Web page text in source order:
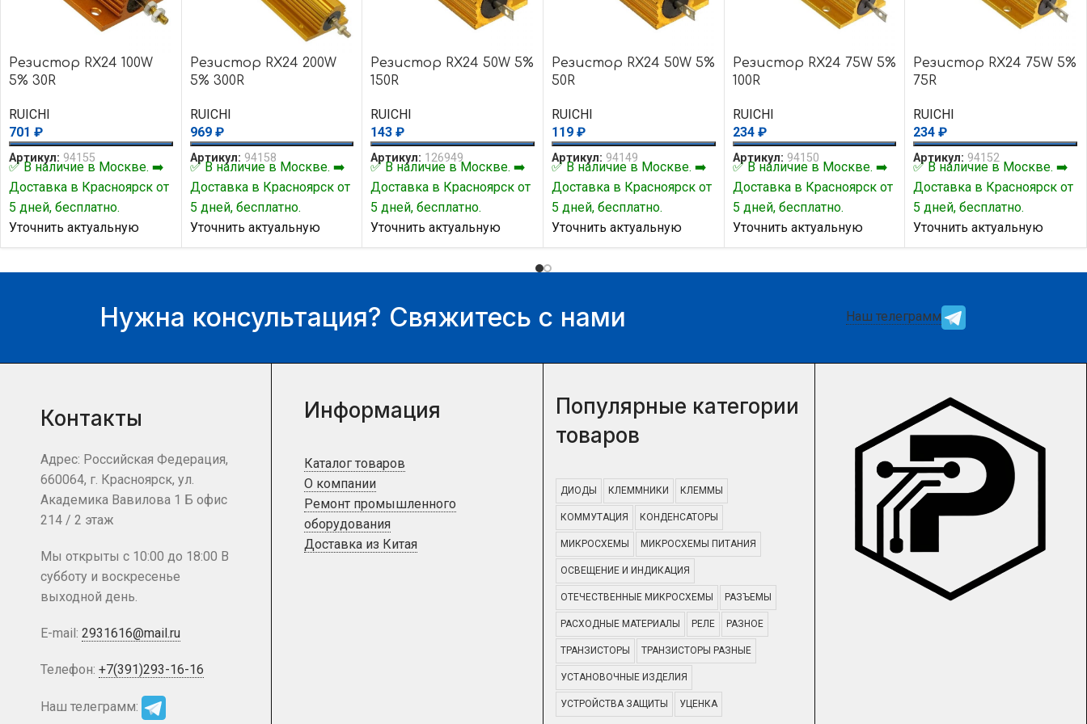
Резистор RX24 100W
5% 30R
RUICHI
701 ₽
Артикул: 94155
✅ В наличие в Москве. ➡️
Доставка в Красноярск от
5 дней, бесплатно.
Уточнить актуальную
цену и наличие товара Вы
Резистор RX24 200W
5% 300R
RUICHI
969 ₽
Артикул: 94158
✅ В наличие в Москве. ➡️
Доставка в Красноярск от
5 дней, бесплатно.
Уточнить актуальную
цену и наличие товара Вы
Резистор RX24 50W 5%
150R
RUICHI
143₽
Артикул: 126949
✅ В наличие в Москве. ➡️
Доставка в Красноярск от
5 дней, бесплатно.
Уточнить актуальную
цену и наличие товара Вы
Резистор RX24 50W 5%
50R
RUICHI
119 ₽
Артикул: 94149
✅ В наличие в Москве. ➡️
Доставка в Красноярск от
5 дней, бесплатно.
Уточнить актуальную
цену и наличие товара Вы
можете у нашего
Резистор RX24 75W 5%
100R
RUICHI
234 ₽
Артикул: 94150
✅ В наличие в Москве. ➡️
Доставка в Красноярск от
5 дней, бесплатно.
Уточнить актуальную
цену и наличие товара Вы
Резистор RX24 75W 5%
75R
RUICHI
234₽
Артикул: 94152
✅ В наличие в Москве. ➡️
Доставка в Красноярск от
5 дней, бесплатно.
Уточнить актуальную
цену и наличие товара Вы
Нужна консультация? Свяжитесь с нами Наш телеграмм
Контакты
Адрес: Российская Федерация,
660064, г. Красноярск, ул.
Академика Вавилова 1 Б офис
214 / 2 этаж
Мы открыты с 10:00 до 18:00 В
субботу и воскресенье
выходной день.
E-mail: 2931616@mail.ru
Телефон: +7(391)293-16-16
Наш телеграмм:
Информация
Каталог товаров
О компании
Ремонт промышленного
оборудования
Доставка из Китая
Популярные категории
товаров
ДИОДЫ КЛЕММНИКИ КЛЕММЫ
КОММУТАЦИЯ КОНДЕНСАТОРЫ
МИКРОСХЕМЫ МИКРОСХЕМЫ ПИТАНИЯ
ОСВЕЩЕНИЕ И ИНДИКАЦИЯ
ОТЕЧЕСТВЕННЫЕ МИКРОСХЕМЫ РАЗЪЕМЫ
РАСХОДНЫЕ МАТЕРИАЛЫ РЕЛЕ РАЗНОЕ
ТРАНЗИСТОРЫ ТРАНЗИСТОРЫ РАЗНЫЕ
УСТАНОВОЧНЫЕ ИЗДЕЛИЯ
УСТРОЙСТВА ЗАЩИТЫ УЦЕНКА